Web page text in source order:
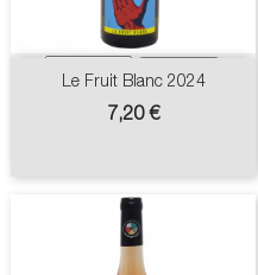
Le Fruit Blanc 2024
Prix
7,20 €